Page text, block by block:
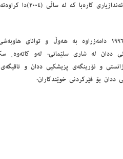
کە لە ساڵی (٢٠٠٤)دا کراوەتەوە.
سکووڵی پزیشکی ددانی زانکۆی سلێمانی لە ساڵی ١٩٩٦ دامەزراوە بە
ددان لە شاری سلێمانی. لەو کاتەوە،
و نۆرینگەی پزیشکیی ددان و
ددان بۆ فێرکردنی خوێندکاران.